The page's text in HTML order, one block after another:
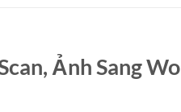
Ảnh Sang